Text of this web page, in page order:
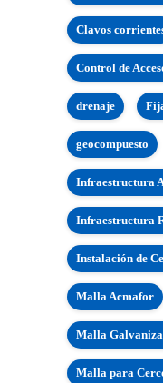
Clavos
Control de
drenaje
geocompuesto
Infraestructura
Infraestructura
Instalación de
Malla Acmafor
Malla
Malla para